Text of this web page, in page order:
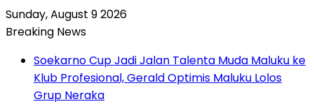
Sunday, August 9 2026
Breaking News
Soekarno Cup Jadi Jalan Talenta Muda Maluku ke
Klub Profesional, Gerald Optimis Maluku Lolos
Grup Neraka